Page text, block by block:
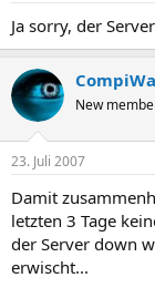
Ja sorry, der
New
23. Juli 2007
Damit
letzten 3 Tage
der Server down
erwischt...